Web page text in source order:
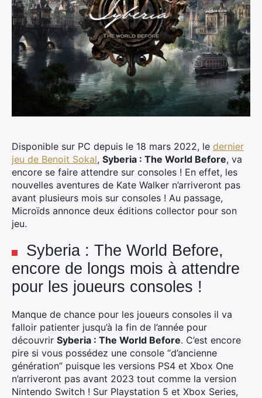
Disponible sur PC depuis le 18 mars 2022, le dernier
jeu de Benoit Sokal, Syberia : The World Before, va
encore se faire attendre sur consoles ! En effet, les
nouvelles aventures de Kate Walker n’arriveront pas
avant plusieurs mois sur consoles ! Au passage,
Microïds annonce deux éditions collector pour son
jeu.
Syberia : The World Before,
encore de longs mois à attendre
pour les joueurs consoles !
Manque de chance pour les joueurs consoles il va
falloir patienter jusqu’à la fin de l’année pour
découvrir Syberia : The World Before. C’est encore
pire si vous possédez une console “d’ancienne
génération” puisque les versions PS4 et Xbox One
n’arriveront pas avant 2023 tout comme la version
Nintendo Switch ! Sur Playstation 5 et Xbox Series,